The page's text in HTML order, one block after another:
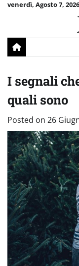
Skipvenerdì, Agosto 7, 2026
I segnali
quali sono
Posted on 26